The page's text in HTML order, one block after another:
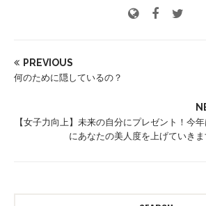
PREVIOUS
何のために隠しているの？
【女子力向上】未来の自分にプレゼント！今
にあなたの美人度を上げていきま